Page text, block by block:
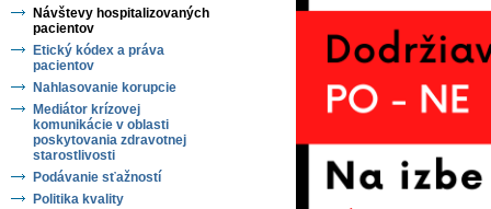
Návštevy hospitalizovaných
pacientov
Etický kódex a práva
pacientov
Nahlasovanie korupcie
Mediátor krízovej
komunikácie v oblasti
poskytovania zdravotnej
starostlivosti
Podávanie sťažností
Politika kvality